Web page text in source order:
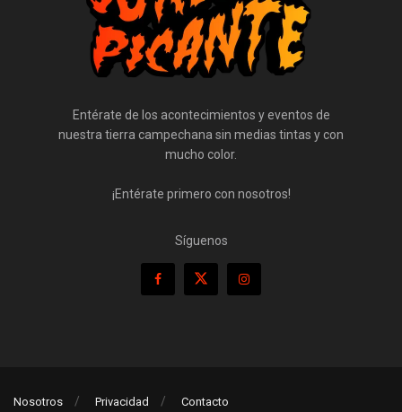
Entérate de los acontecimientos y eventos de
nuestra tierra campechana sin medias tintas y con
mucho color.
¡Entérate primero con nosotros!
Síguenos
Nosotros Privacidad Contacto